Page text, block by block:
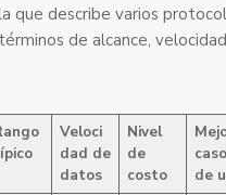
que describe varios
de alcance,
Veloci
dad de
datos
Nivel
de
costo
caso
de